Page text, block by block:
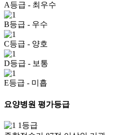
A등급 - 최우수
B등급 - 우수
C등급 - 양호
D등급 - 보통
E등급 - 미흡
요양병원 평가등급
1등급